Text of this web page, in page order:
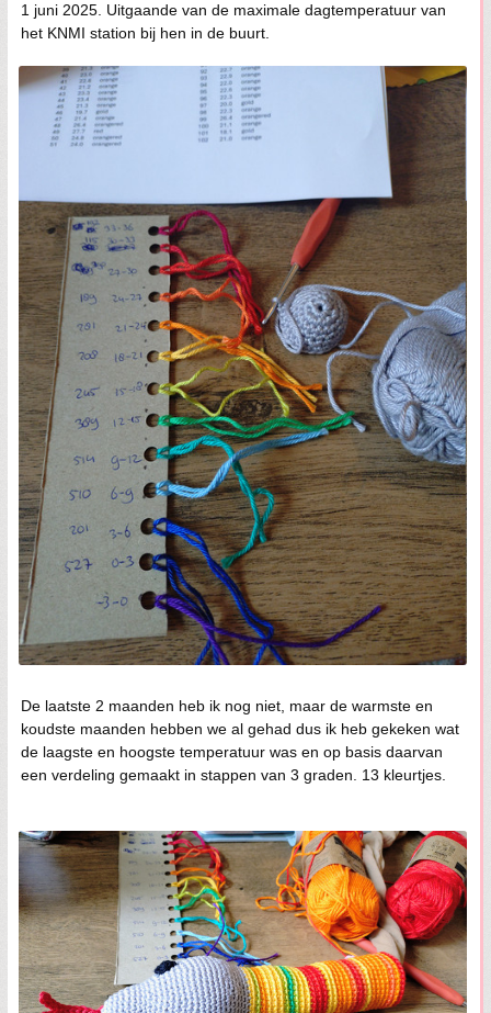
1 juni 2025. Uitgaande van de maximale dagtemperatuur van
het KNMI station bij hen in de buurt.
De laatste 2 maanden heb ik nog niet, maar de warmste en
koudste maanden hebben we al gehad dus ik heb gekeken wat
de laagste en hoogste temperatuur was en op basis daarvan
een verdeling gemaakt in stappen van 3 graden. 13 kleurtjes.